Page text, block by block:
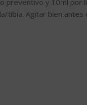
preventivo y 10ml por
tibia. Agitar bien antes